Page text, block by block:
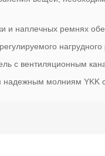
наплечных ремнях
нагрудного
с вентиляционным
молниям YKK